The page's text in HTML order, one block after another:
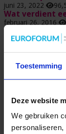
Toestemming
Deze website
We gebruiken
juni 23, 2022
Wat verdient
februari 26, 2016